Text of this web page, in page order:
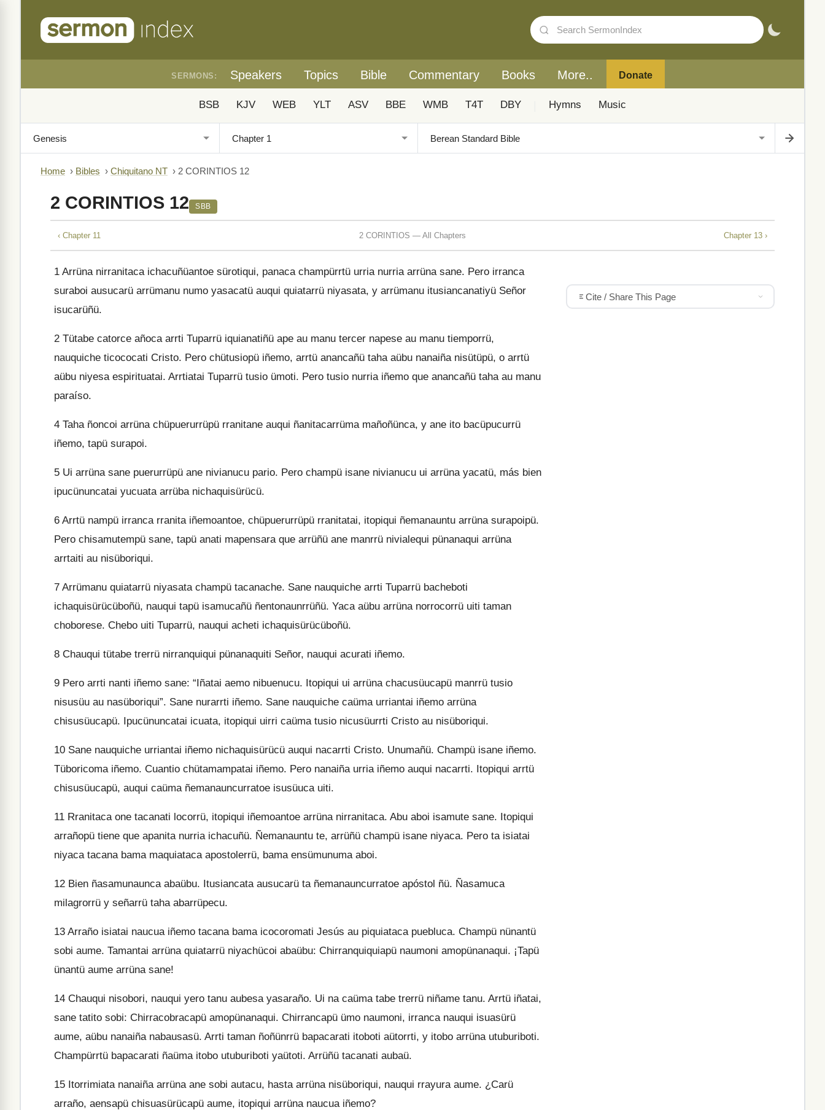
SERMONS: Speakers Topics Bible Commentary Books More.. Donate
BSB KJV WEB YLT ASV BBE WMB T4T DBY Hymns Music
Home › Bibles › Chiquitano NT › 2 CORINTIOS 12
2 CORINTIOS 12 SBB
‹ Chapter 11 2 CORINTIOS — All Chapters Chapter 13 ›
1 Arrüna nirranitaca ichacuñüantoe sürotiqui, panaca champürrtü urria nurria arrüna sane. Pero irranca
suraboi ausucarü arrümanu numo yasacatü auqui quiatarrü niyasata, y arrümanu itusiancanatiyü Señor
isucarüñü.
2 Tütabe catorce añoca arrti Tuparrü iquianatiñü ape au manu tercer napese au manu tiemporrü,
nauquiche ticococati Cristo. Pero chütusiopü iñemo, arrtü anancañü taha aübu nanaiña nisütüpü, o arrtü
aübu niyesa espirituatai. Arrtiatai Tuparrü tusio ümoti. Pero tusio nurria iñemo que anancañü taha au manu
paraíso.
4 Taha ñoncoi arrüna chüpuerurrüpü rranitane auqui ñanitacarrüma mañoñünca, y ane ito bacüpucurrü
iñemo, tapü surapoi.
5 Ui arrüna sane puerurrüpü ane nivianucu pario. Pero champü isane nivianucu ui arrüna yacatü, más bien
ipucünuncatai yucuata arrüba nichaquisürücü.
6 Arrtü nampü irranca rranita iñemoantoe, chüpuerurrüpü rranitatai, itopiqui ñemanauntu arrüna surapoipü.
Pero chisamutempü sane, tapü anati mapensara que arrüñü ane manrrü nivialequi pünanaqui arrüna
arrtaiti au nisüboriqui.
7 Arrümanu quiatarrü niyasata champü tacanache. Sane nauquiche arrti Tuparrü bacheboti
ichaquisürücüboñü, nauqui tapü isamucañü ñentonaunrrüñü. Yaca aübu arrüna norrocorrü uiti taman
choborese. Chebo uiti Tuparrü, nauqui acheti ichaquisürücüboñü.
8 Chauqui tütabe trerrü nirranquiqui pünanaquiti Señor, nauqui acurati iñemo.
9 Pero arrti nanti iñemo sane: “Iñatai aemo nibuenucu. Itopiqui ui arrüna chacusüucapü manrrü tusio
nisusüu au nasüboriqui”. Sane nurarrti iñemo. Sane nauquiche caüma urriantai iñemo arrüna
chisusüucapü. Ipucünuncatai icuata, itopiqui uirri caüma tusio nicusüurrti Cristo au nisüboriqui.
10 Sane nauquiche urriantai iñemo nichaquisürücü auqui nacarrti Cristo. Unumañü. Champü isane iñemo.
Tüboricoma iñemo. Cuantio chütamampatai iñemo. Pero nanaiña urria iñemo auqui nacarrti. Itopiqui arrtü
chisusüucapü, auqui caüma ñemanauncurratoe isusüuca uiti.
11 Rranitaca one tacanati locorrü, itopiqui iñemoantoe arrüna nirranitaca. Abu aboi isamute sane. Itopiqui
arrañopü tiene que apanita nurria ichacuñü. Ñemanauntu te, arrüñü champü isane niyaca. Pero ta isiatai
niyaca tacana bama maquiataca apostolerrü, bama ensümunuma aboi.
12 Bien ñasamunaunca abaübu. Itusiancata ausucarü ta ñemanauncurratoe apóstol ñü. Ñasamuca
milagrorrü y señarrü taha abarrüpecu.
13 Arraño isiatai naucua iñemo tacana bama icocoromati Jesús au piquiataca puebluca. Champü nünantü
sobi aume. Tamantai arrüna quiatarrü niyachücoi abaübu: Chirranquiquiapü naumoni amopünanaqui. ¡Tapü
ünantü aume arrüna sane!
14 Chauqui nisobori, nauqui yero tanu aubesa yasaraño. Ui na caüma tabe trerrü niñame tanu. Arrtü iñatai,
sane tatito sobi: Chirracobracapü amopünanaqui. Chirrancapü ümo naumoni, irranca nauqui isuasürü
aume, aübu nanaiña nabausasü. Arrti taman ñoñünrrü bapacarati itoboti aütorrti, y itobo arrüna utuburiboti.
Champürrtü bapacarati ñaüma itobo utuburiboti yaütoti. Arrüñü tacanati aubaü.
15 Itorrimiata nanaiña arrüna ane sobi autacu, hasta arrüna nisüboriqui, nauqui rrayura aume. ¿Carü
arraño, aensapü chisuasürücapü aume, itopiqui arrüna naucua iñemo?
Cite / Share This Page